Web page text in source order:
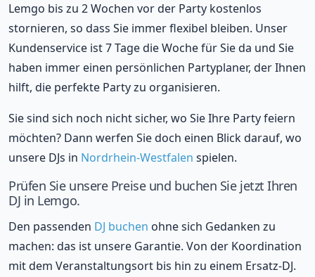
Lemgo bis zu 2 Wochen vor der Party kostenlos
stornieren, so dass Sie immer flexibel bleiben. Unser
Kundenservice ist 7 Tage die Woche für Sie da und Sie
haben immer einen persönlichen Partyplaner, der Ihnen
hilft, die perfekte Party zu organisieren.
Sie sind sich noch nicht sicher, wo Sie Ihre Party feiern
möchten? Dann werfen Sie doch einen Blick darauf, wo
unsere DJs in Nordrhein-Westfalen spielen.
Prüfen Sie unsere Preise und buchen Sie jetzt Ihren
DJ in Lemgo.
Den passenden DJ buchen ohne sich Gedanken zu
machen: das ist unsere Garantie. Von der Koordination
mit dem Veranstaltungsort bis hin zu einem Ersatz-DJ.